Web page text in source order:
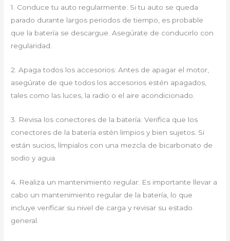
1. Conduce tu auto regularmente: Si tu auto se queda
parado durante largos periodos de tiempo, es probable
que la batería se descargue. Asegúrate de conducirlo con
regularidad.
2. Apaga todos los accesorios: Antes de apagar el motor,
asegúrate de que todos los accesorios estén apagados,
tales como las luces, la radio o el aire acondicionado.
3. Revisa los conectores de la batería: Verifica que los
conectores de la batería estén limpios y bien sujetos. Si
están sucios, límpialos con una mezcla de bicarbonato de
sodio y agua.
4. Realiza un mantenimiento regular: Es importante llevar a
cabo un mantenimiento regular de la batería, lo que
incluye verificar su nivel de carga y revisar su estado
general.